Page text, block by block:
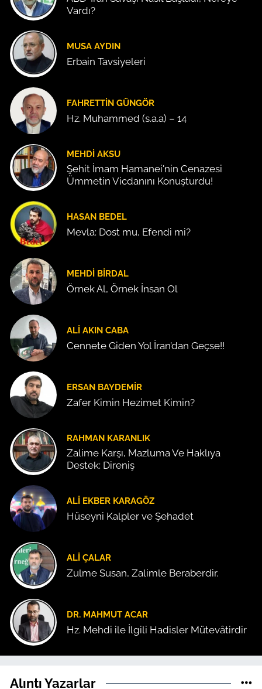
Vardı?
MUSA AYDIN
Erbain Tavsiyeleri
FAHRETTIN GÜNGÖR
Hz. Muhammed (s.a.a) – 14
MEHDI AKSU
Şehit İmam Hamanei'nin Cenazesi
Ümmetin Vicdanını Konuşturdu!
HASAN BEDEL
Mevla: Dost mu, Efendi mi?
MEHDI BIRDAL
Örnek Al, Örnek İnsan Ol
ALI AKIN CABA
Cennete Giden Yol İran’dan Geçse!!
ERSAN BAYDEMIR
Zafer Kimin Hezimet Kimin?
RAHMAN KARANLIK
Zalime Karşı, Mazluma Ve Haklıya
Destek: Direniş
ALI EKBER KARAGÖZ
Hüseyni Kalpler ve Şehadet
ALI ÇALAR
Zulme Susan, Zalimle Beraberdir.
DR. MAHMUT ACAR
Hz. Mehdi ile İlgili Hadisler Mütevâtirdir
Alıntı Yazarlar